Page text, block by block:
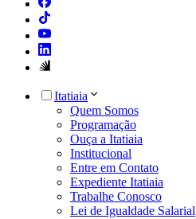
Itatiaia
Quem Somos
Programação
Ouça a Itatiaia
Institucional
Entre em Contato
Expediente Itatiaia
Trabalhe Conosco
Lei de Igualdade Salarial